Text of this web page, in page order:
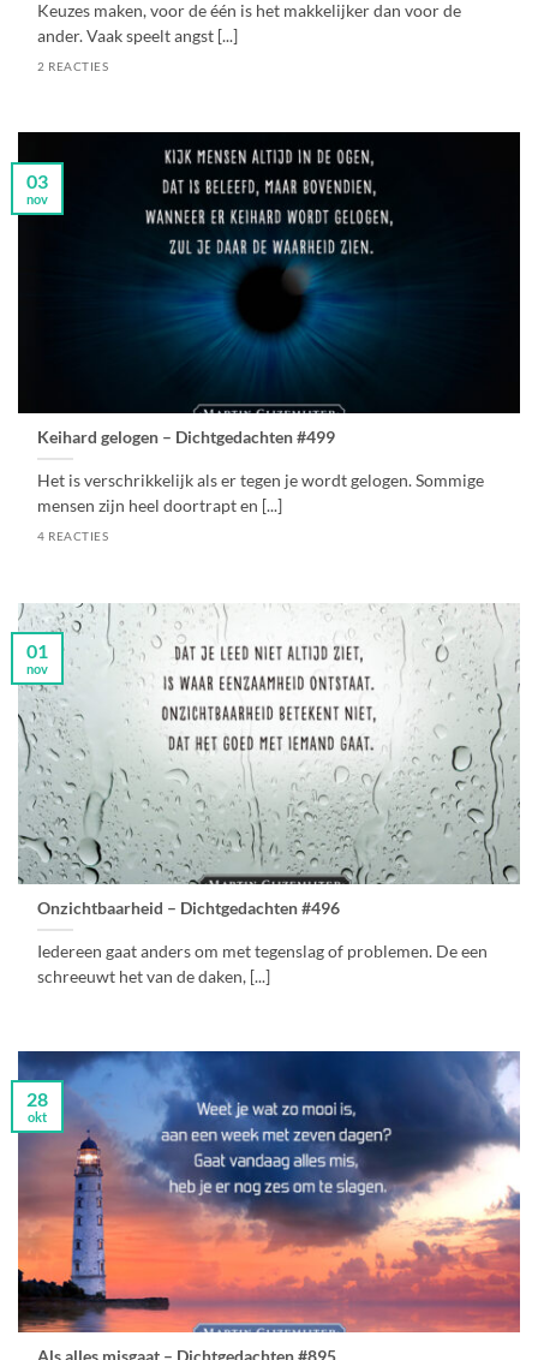
Keuzes maken, voor de één is het makkelijker dan voor de
ander. Vaak speelt angst [...]
2 REACTIES
Keihard gelogen – Dichtgedachten #499
Het is verschrikkelijk als er tegen je wordt gelogen. Sommige
mensen zijn heel doortrapt en [...]
4 REACTIES
03
nov
Onzichtbaarheid – Dichtgedachten #496
Iedereen gaat anders om met tegenslag of problemen. De een
schreeuwt het van de daken, [...]
01
nov
28
okt